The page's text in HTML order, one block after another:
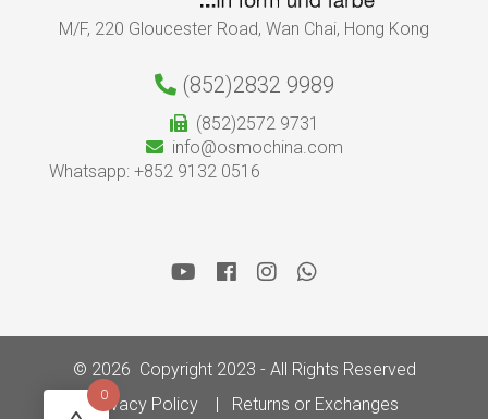
M/F, 220 Gloucester Road, Wan Chai, Hong Kong
(852)2832 9989
(852)2572 9731
info@osmochina.com
Whatsapp: +852 9132 0516
© 2026 Copyright 2023 - All Rights Reserved
Privacy Policy
Returns or Exchanges
0